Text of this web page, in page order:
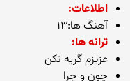
اطلاعات:
آهنگ ها:۱۳
ترانه ها:
عزیزم گریه نکن
چون و چرا